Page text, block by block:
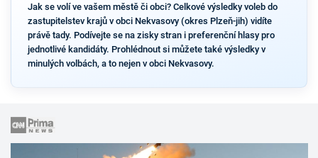
Jak se volí ve vašem městě či obci? Celkové výsledky voleb do
zastupitelstev krajů v obci Nekvasovy (okres Plzeň-jih) vidíte
právě tady. Podívejte se na zisky stran i preferenční hlasy pro
jednotlivé kandidáty. Prohlédnout si můžete také výsledky v
minulých volbách, a to nejen v obci Nekvasovy.